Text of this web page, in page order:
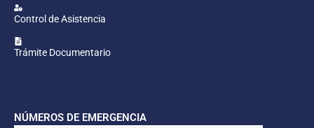
Control de Asistencia
Trámite Documentario
NÚMEROS DE EMERGENCIA